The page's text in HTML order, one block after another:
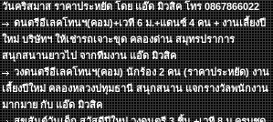
วันคริสมาส ราคาประหยัด โดย แอ๊ด มิวสิค โทร 0867866022
ดนตรีอีเลคโทนฯ(คอม)+เวที 6 ม.+แดนซ์ 4 คน + งานเลี้ยงปี
ใหม่ บริษัทฯ ให้เช่ารถเจาะขุด คลองด่าน สมุทรปราการ
สนุกสนานยาวไป จากทีมงาน แอ๊ด มิวสิค
วงดนตรีอีเลคโทนฯ(คอม) นักร้อง 2 คน (ราคาประหยัด) งาน
เลี้ยงปีใหม่ คลองหลวงปทุมธานี สนุกสนาน แจกรางวัลพนักงาน
มากมาย กับ แอ๊ด มิวสิค